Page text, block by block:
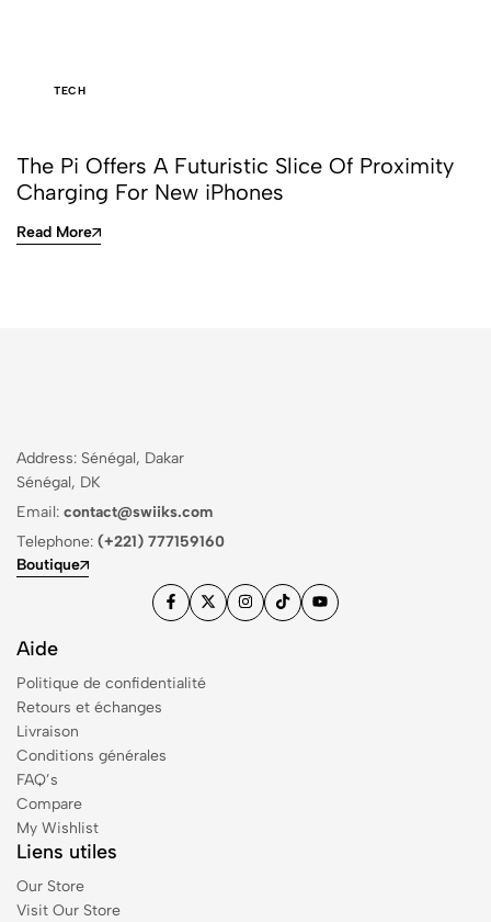
TECH
The Pi Offers A Futuristic Slice Of Proximity
Charging For New iPhones
Read More
Address: Sénégal, Dakar
Sénégal, DK
Email: contact@swiiks.com
Telephone: (+221) 777159160
Boutique
Aide
Politique de confidentialité
Retours et échanges
Livraison
Conditions générales
FAQ’s
Compare
My Wishlist
Liens utiles
Our Store
Visit Our Store